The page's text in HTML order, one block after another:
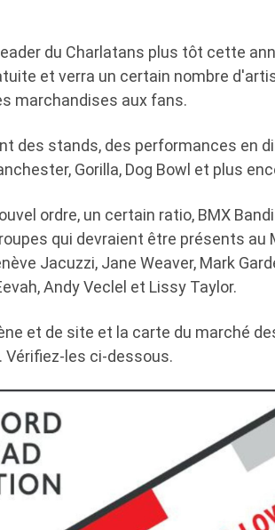
du Charlatans plus tôt cette
et verra un certain nombre
marchandises aux fans.
des stands, des performances en
Gorilla, Dog Bowl et plus
ordre, un certain ratio, BMX
qui devraient être présents au
Jacuzzi, Jane Weaver, Mark
Andy Veclel et Lissy Taylor.
et de site et la carte du marché
les ci-dessous.